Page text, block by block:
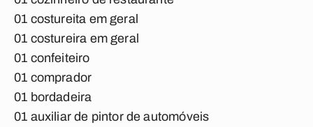
01 costureita em geral
01 costureira em geral
01 confeiteiro
01 comprador
01 bordadeira
01 auxiliar de pintor de automóveis